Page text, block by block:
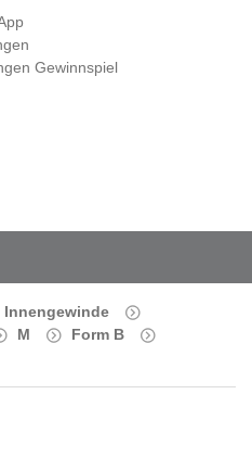
Gewinnspiel
Innengewinde
M
Form B